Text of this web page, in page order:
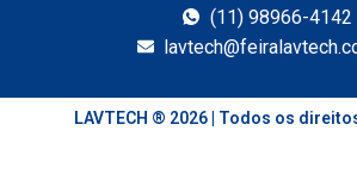
(11) 98966-4142
LAVTECH ® 2026 | Todos os